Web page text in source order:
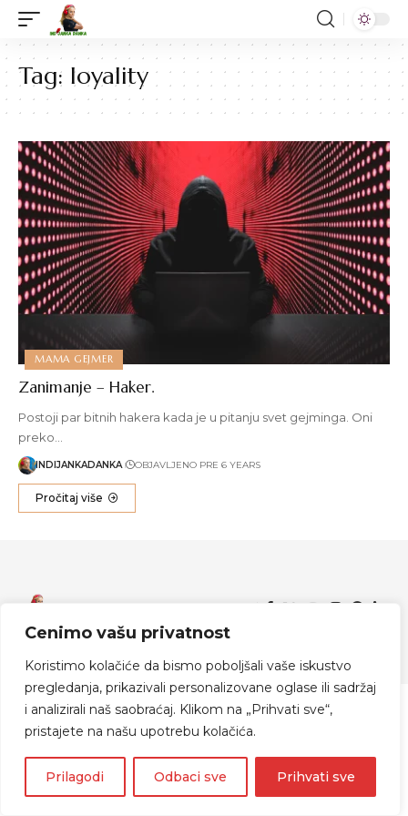
Cenimo vašu privatnost
Koristimo kolačiće da bismo poboljšali vaše iskustvo
pregledanja, prikazivali personalizovane oglase ili sadržaj
i analizirali naš saobraćaj. Klikom na „Prihvati sve“,
pristajete na našu upotrebu kolačića.
Prilagodi Odbaci sve Prihvati sve
Tag: loyality
MAMA GEJMER
Zanimanje – Haker.
Postoji par bitnih hakera kada je u pitanju svet gejminga. Oni
preko…
INDIJANKADANKA OBJAVLJENO PRE 6 YEARS
Pročitaj više
© 2024 Indijanka Danka